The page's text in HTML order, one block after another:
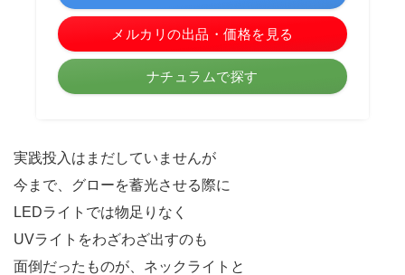
メルカリの出品・価格を見る
ナチュラムで探す
実践投入はまだしていませんが
今まで、グローを蓄光させる際に
LEDライトでは物足りなく
UVライトをわざわざ出すのも
面倒だったものが、ネックライトと